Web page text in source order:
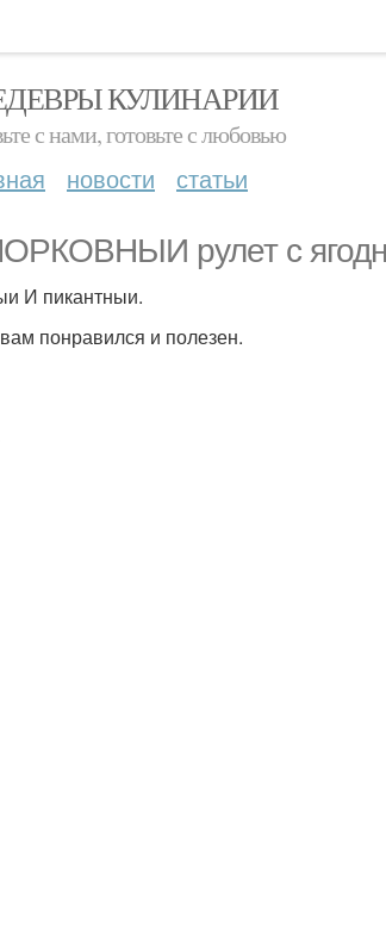
КУЛИНАРИИ
с нами, готовьте с любовью
новости статьи
рулет с
И пикантныи.
понравился и полезен.